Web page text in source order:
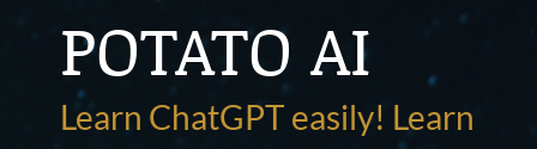
POTATO AI
Learn ChatGPT easily! Learn